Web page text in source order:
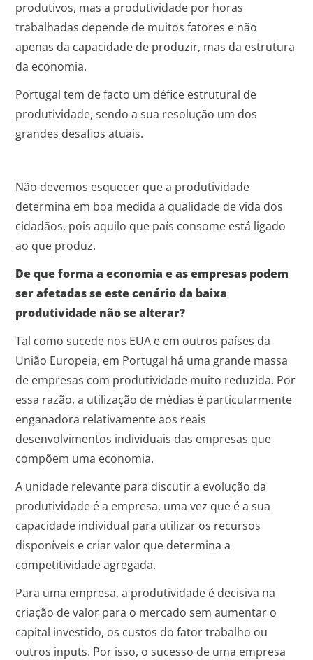
produtivos, mas a produtividade por horas
trabalhadas depende de muitos fatores e não
apenas da capacidade de produzir, mas da estrutura
da economia.
Portugal tem de facto um défice estrutural de
produtividade, sendo a sua resolução um dos
grandes desafios atuais.
Não devemos esquecer que a produtividade
determina em boa medida a qualidade de vida dos
cidadãos, pois aquilo que país consome está ligado
ao que produz.
De que forma a economia e as empresas podem
ser afetadas se este cenário da baixa
produtividade não se alterar?
Tal como sucede nos EUA e em outros países da
União Europeia, em Portugal há uma grande massa
de empresas com produtividade muito reduzida. Por
essa razão, a utilização de médias é particularmente
enganadora relativamente aos reais
desenvolvimentos individuais das empresas que
compõem uma economia.
A unidade relevante para discutir a evolução da
produtividade é a empresa, uma vez que é a sua
capacidade individual para utilizar os recursos
disponíveis e criar valor que determina a
competitividade agregada.
Para uma empresa, a produtividade é decisiva na
criação de valor para o mercado sem aumentar o
capital investido, os custos do fator trabalho ou
outros inputs. Por isso, o sucesso de uma empresa